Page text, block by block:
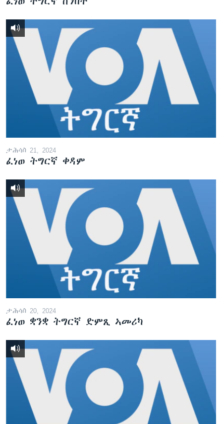
ታሕሳስ 21, 2024
ፈነወ ትግርኛ ቀዳም
ታሕሳስ 20, 2024
ፈነወ ቋንቋ ትግርኛ ድምጺ ኣመሪካ